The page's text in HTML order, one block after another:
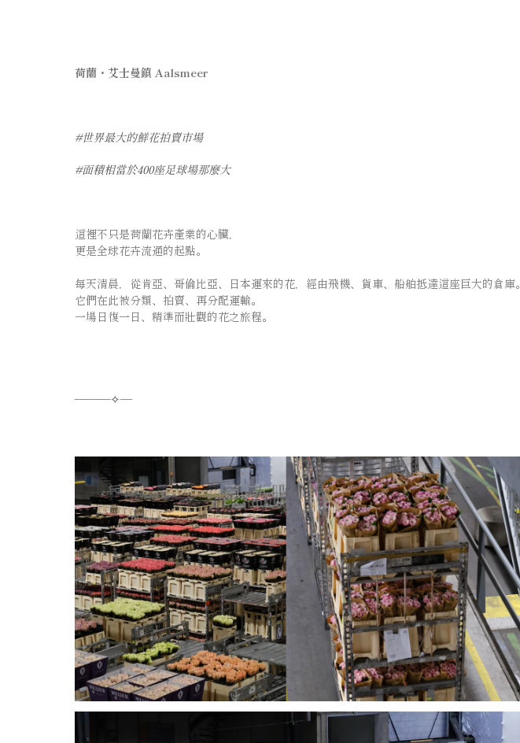
荷蘭・艾士曼鎮 Aalsmeer
#世界最大的鮮花拍賣市場
#面積相當於400座足球場那麼大
這裡不只是荷蘭花卉產業的心臟，
更是全球花卉流通的起點。
每天清晨，從肯亞、哥倫比亞、日本運來的花，經由飛機、貨車、船舶抵達這座巨大的倉庫。
它們在此被分類、拍賣、再分配運輸。
一場日復一日、精準而壯觀的花之旅程。
———✧—